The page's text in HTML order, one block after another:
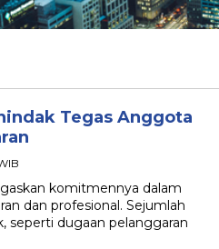
Tegas Anggota
komitmennya dalam
dan profesional. Sejumlah
seperti dugaan pelanggaran